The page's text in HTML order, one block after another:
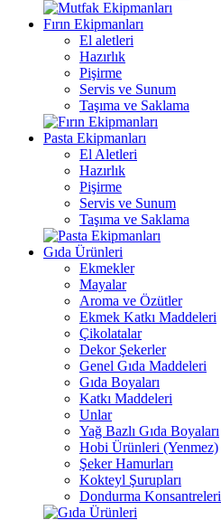
Fırın Ekipmanları
El aletleri
Hazırlık
Pişirme
Servis ve Sunum
Taşıma ve Saklama
Pasta Ekipmanları
El Aletleri
Hazırlık
Pişirme
Servis ve Sunum
Taşıma ve Saklama
Gıda Ürünleri
Ekmekler
Mayalar
Aroma ve Özütler
Ekmek Katkı Maddeleri
Çikolatalar
Dekor Şekerler
Genel Gıda Maddeleri
Gıda Boyaları
Katkı Maddeleri
Unlar
Yağ Bazlı Gıda Boyaları
Hobi Ürünleri (Yenmez)
Şeker Hamurları
Kokteyl Şurupları
Dondurma Konsantreleri